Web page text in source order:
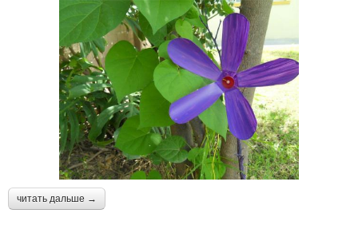
читать дальше →